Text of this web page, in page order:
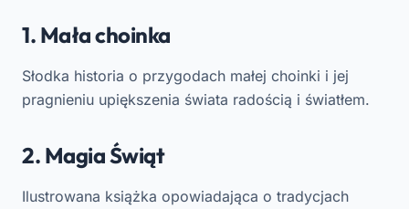
1. Mała choinka
Słodka historia o przygodach małej choinki i jej
pragnieniu upiększenia świata radością i światłem.
2. Magia Świąt
Ilustrowana książka opowiadająca o tradycjach